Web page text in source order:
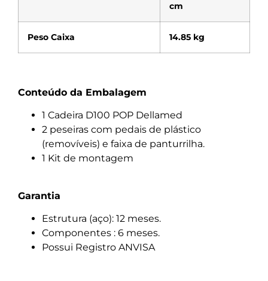
cm
Peso Caixa 14.85 kg
Conteúdo da Embalagem
1 Cadeira D100 POP Dellamed
2 peseiras com pedais de plástico
(removíveis) e faixa de panturrilha.
1 Kit de montagem
Garantia
Estrutura (aço): 12 meses.
Componentes : 6 meses.
Possui Registro ANVISA